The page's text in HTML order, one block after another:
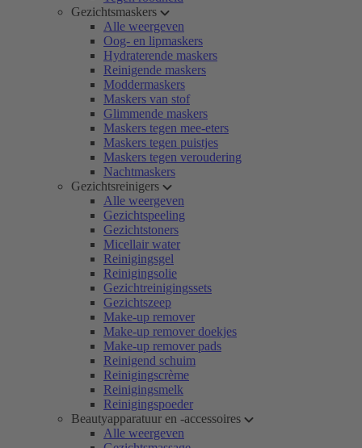
Gezichtsmaskers
Alle weergeven
Oog- en lipmaskers
Hydraterende maskers
Reinigende maskers
Moddermaskers
Maskers van stof
Glimmende maskers
Maskers tegen mee-eters
Maskers tegen puistjes
Maskers tegen veroudering
Nachtmaskers
Gezichtsreinigers
Alle weergeven
Gezichtspeeling
Gezichtstoners
Micellair water
Reinigingsgel
Reinigingsolie
Gezichtreinigingssets
Gezichtszeep
Make-up remover
Make-up remover doekjes
Make-up remover pads
Reinigend schuim
Reinigingscrème
Reinigingsmelk
Reinigingspoeder
Beautyapparatuur en -accessoires
Alle weergeven